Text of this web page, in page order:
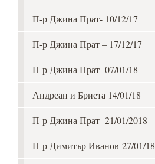
П-р Джина Прат- 10/12/17
П-р Джина Прат – 17/12/17
П-р Джина Прат- 07/01/18
Андреан и Бриета 14/01/18
П-р Джина Прат- 21/01/2018
П-р Димитър Иванов-27/01/18